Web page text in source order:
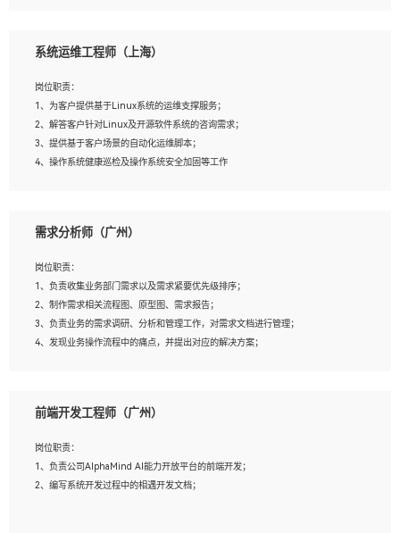
2、熟练使用After Effect、Photo Shop、熟练掌握视频剪辑和特效包装软件；
4、在剪辑上会思考，有一定编导思维；
5、踏实， 勤奋，愿意在工作中不断学习，提高自我；
6、能与同事友好相处。
系统运维工程师（上海）
岗位职责：
1、为客户提供基于Linux系统的运维支撑服务；
2、解答客户针对Linux及开源软件系统的咨询需求；
3、提供基于客户场景的自动化运维脚本；
4、操作系统健康巡检及操作系统安全加固等工作
1、全日制本科计算机相关专业毕业，3年以上相关工作经验；
3、熟练使用脚本语言，shell/python任一种，熟练使用Ansible
4、熟悉linux常见服务、中间件的基本原理、部署以及故障处理，如：Mysql、
Apache、Nginx、Zabbix、Kafka等
5、熟悉主流虚拟化技术，如：VMware、KVM
6、具备网络方面的基础知识，熟悉常见的网络协议，如TCP/IP，转发原理，路由优
8、有良好的文档编写能力和沟通能力，有RHCE证书优先
需求分析师（广州）
岗位职责：
1、负责收集业务部门需求以及需求紧要优先级排序；
2、制作需求相关流程图、原型图、需求报告；
3、负责业务的需求调研、分析和管理工作，对需求文档进行管理；
4、发现业务操作流程中的痛点，并提出对应的解决方案；
岗位要求：
2、熟悉产品及需求规划工具，如:Axure、Xmind、MS Project等；
3、具备良好的交流协调能力，有较强的责任感、工作积极主动；
4、有较强的系统需求分析、文档编写能力、沟通能力；
前端开发工程师（广州）
岗位职责：
1、负责公司AlphaMind AI能力开放平台的前端开发；
2、编写系统开发过程中的相遇开发文档；